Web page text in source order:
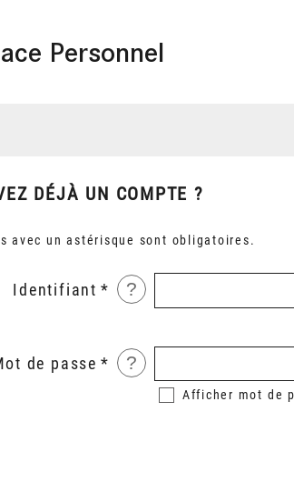
Personnel
DÉJÀ UN COMPTE ?
avec un astérisque sont obligatoires.
Identifiant ?
de passe ?
Afficher mot de